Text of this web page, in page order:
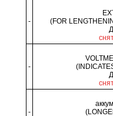
-
(FOR
-
-